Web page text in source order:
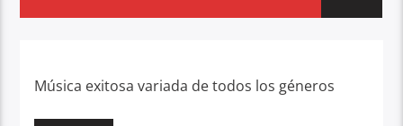
Música exitosa variada de todos los géneros